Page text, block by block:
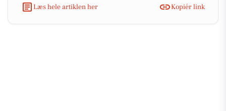
Læs hele artiklen her Kopiér link